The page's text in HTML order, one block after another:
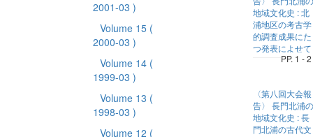
2001-03 )
Volume 15 (
2000-03 )
Volume 14 (
1999-03 )
Volume 13 (
1998-03 )
Volume 12 (
地域文化史 : 北
浦地区の考古学
的調査成果にた
つ発表によせて
PP. 1 - 2
〈第八回大会報
告〉 長門北浦の
地域文化史 : 長
門北浦の古代文